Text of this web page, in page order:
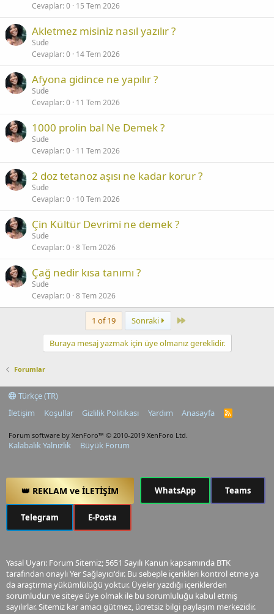
Cevaplar 0 15 Tem 2026
Akletmez misiniz nasıl yazılır ?
Sude
Cevaplar 0 14 Tem 2026
Afyona gidince ne yapılır ?
Sude
Cevaplar 0 11 Tem 2026
1000 prolin bal Ne Demek ?
Sude
Cevaplar 0 11 Tem 2026
2 doz tetanoz aşısı ne kadar korur ?
Sude
Cevaplar 0 10 Tem 2026
Çin Kültür Devrimi ne demek ?
Sude
Cevaplar 0 8 Tem 2026
Çağ nedir kısa tanımı ?
Sude
Cevaplar 0 8 Tem 2026
1 of 19 Sonraki Last
Buraya mesaj yazmak için üye olmanız gereklidir.
Forumlar
Türkçe (TR)
İletişim
Koşullar Gizlilik Politikası Yardım Anasayfa
R
Forum software by XenForo™ © 2010-2019 XenForo Ltd.
Kalabalık Yalnızlık Büyük Forum
👑 REKLAM ve İLETİŞİM WhatsApp Teams
Telegram E-Posta
Yasal Uyarı: Forum Sitemiz; 5651 Sayılı Kanun kapsamında BTK
tarafından onaylı Yer Sağlayıcı'dır. Bu sebeple içerikleri kontrol etme ya
da araştırma yükümlülüğü yoktur. Üyeler yazdığı içeriklerden
sorumludur ve siteye üye olmak ile bu sorumluluğu kabul etmiş
sayılırlar. Sitemiz kar amacı gütmez, ücretsiz bilgi paylaşım merkezidir.